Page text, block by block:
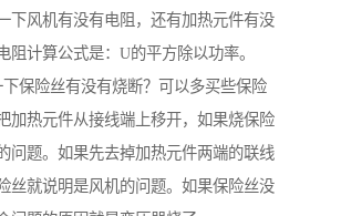
下风机有没有电阻，还有加热元件有没
阻计算公式是：U的平方除以功率。
保险丝有没有烧断？可以多买些保险
加热元件从接线端上移开，如果烧保险
问题。如果先去掉加热元件两端的联线
丝就说明是风机的问题。如果保险丝没